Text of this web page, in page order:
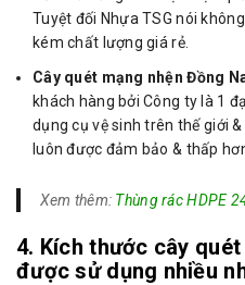
Tuyệt đối Nhựa TSG nói
kém chất lượng giá rẻ.
Cây quét mạng nhện Đồng
khách hàng bởi Công ty là 1
dụng cụ vệ sinh trên thế giới
luôn được đảm bảo & thấp
Xem thêm: Thùng rác HDPE
4. Kích thước cây
được sử dụng nhiều